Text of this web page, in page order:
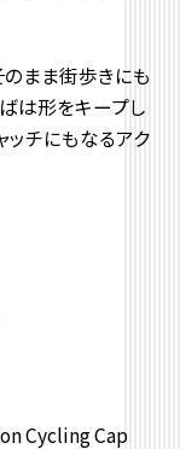
のまま街歩きにも
ばは形をキープし
ッチにもなるアク
Cycling Cap